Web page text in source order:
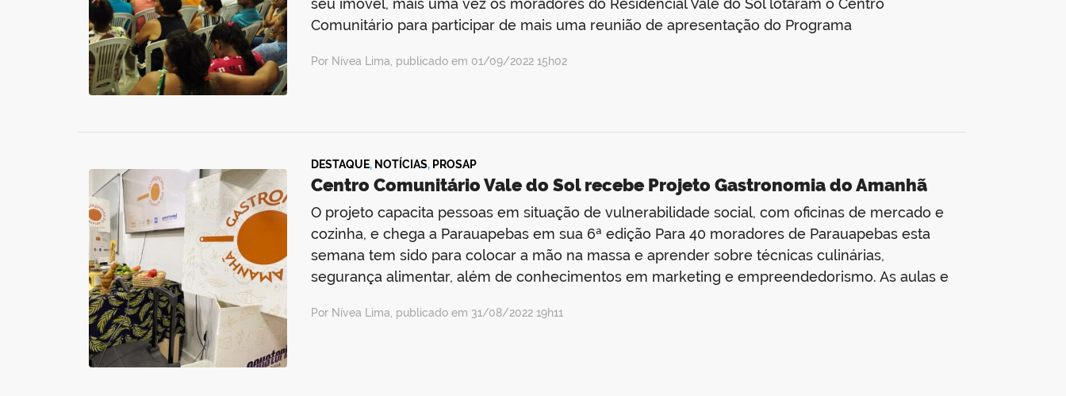
seu imóvel, mais uma vez os moradores do Residencial Vale do Sol lotaram o Centro
Comunitário para participar de mais uma reunião de apresentação do Programa
Por Nívea Lima, publicado em 01/09/2022 15h02
DESTAQUE, NOTÍCIAS, PROSAP
Centro Comunitário Vale do Sol recebe Projeto Gastronomia do Amanhã
O projeto capacita pessoas em situação de vulnerabilidade social, com oficinas de mercado e
cozinha, e chega a Parauapebas em sua 6ª edição Para 40 moradores de Parauapebas esta
semana tem sido para colocar a mão na massa e aprender sobre técnicas culinárias,
segurança alimentar, além de conhecimentos em marketing e empreendedorismo. As aulas e
Por Nívea Lima, publicado em 31/08/2022 19h11